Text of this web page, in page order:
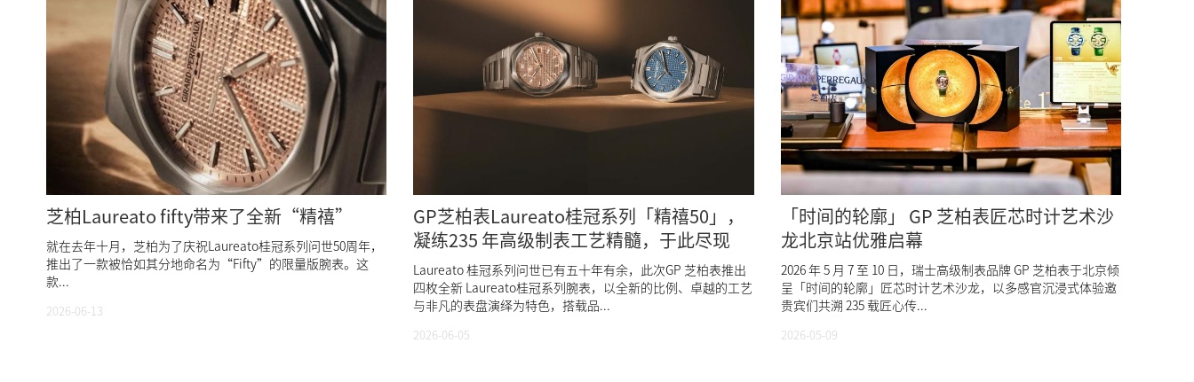
芝柏Laureato fifty带来了全新“精禧”
就在去年十月，芝柏为了庆祝Laureato桂冠系列问世50周年，
推出了一款被恰如其分地命名为“Fifty”的限量版腕表。这
款...
2026-06-13
GP芝柏表Laureato桂冠系列「精禧50」，
凝练235 年高级制表工艺精髓，于此尽现
Laureato 桂冠系列问世已有五十年有余，此次GP 芝柏表推出
四枚全新 Laureato桂冠系列腕表，以全新的比例、卓越的工艺
与非凡的表盘演绎为特色，搭载品...
2026-06-05
「时间的轮廓」 GP 芝柏表匠芯时计艺术沙
龙北京站优雅启幕
2026 年 5 月 7 至 10 日，瑞士高级制表品牌 GP 芝柏表于北京倾
呈「时间的轮廓」匠芯时计艺术沙龙，以多感官沉浸式体验邀
贵宾们共溯 235 载匠心传...
2026-05-09